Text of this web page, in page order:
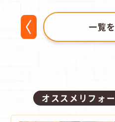
一覧
オススメリフォ